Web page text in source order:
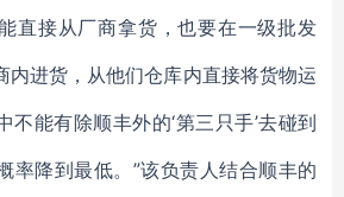
直接从厂商拿货，也要在一级批发
内进货，从他们仓库内直接将货物运
不能有除顺丰外的‘第三只手’去碰到
率降到最低。”该负责人结合顺丰的